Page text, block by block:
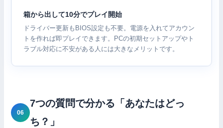
箱から出して10分でプレイ開始
ドライバー更新もBIOS設定も不要。電源を入れてアカウン
トを作れば即プレイできます。PCの初期セットアップやト
ラブル対応に不安がある人には大きなメリットです。
7つの質問で分かる「あなたはどっ
ち？」